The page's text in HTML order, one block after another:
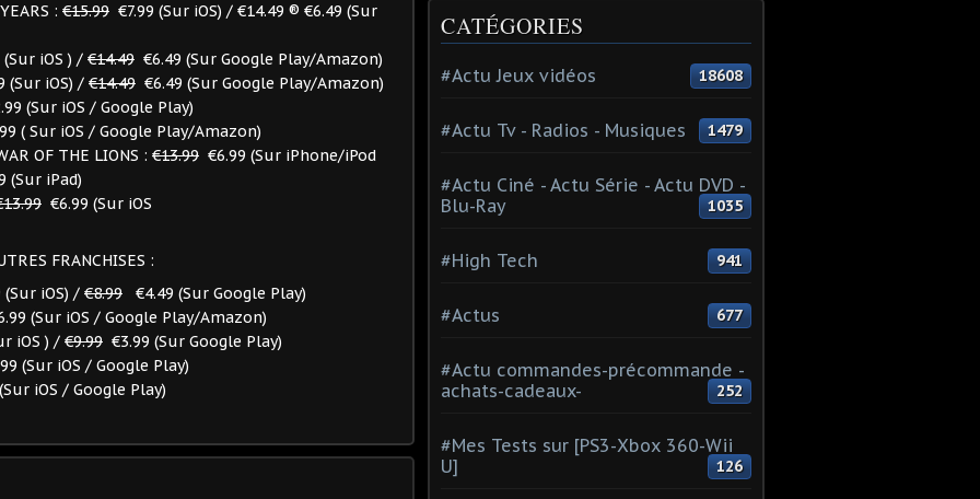
: €15.99 €7.99 (Sur iOS) / €14.49 ® €6.49 (Sur
(Sur iOS ) / €14.49 €6.49 (Sur Google Play/Amazon)
(Sur iOS) / €14.49 €6.49 (Sur Google Play/Amazon)
(Sur iOS / Google Play)
( Sur iOS / Google Play/Amazon)
OF THE LIONS : €13.99 €6.99 (Sur iPhone/iPod
(Sur iPad)
€6.99 (Sur iOS
FRANCHISES :
(Sur iOS) / €8.99 €4.49 (Sur Google Play)
(Sur iOS / Google Play/Amazon)
iOS ) / €9.99 €3.99 (Sur Google Play)
(Sur iOS / Google Play)
iOS / Google Play)
CATÉGORIES
#Actu Jeux vidéos 18608
#Actu Tv - Radios - Musiques 1479
#Actu Ciné - Actu Série - Actu DVD -
Blu-Ray
1035
#High Tech 941
#Actus 677
#Actu commandes-précommande -
achats-cadeaux-
252
#Mes Tests sur [PS3-Xbox 360-Wii
U]
126